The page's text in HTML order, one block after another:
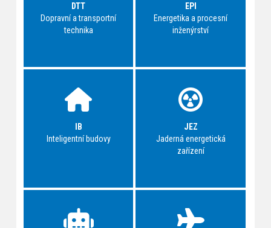
DTT
Dopravní a transportní
technika
EPI
Energetika a procesní
inženýrství
IB
Inteligentní budovy
JEZ
Jaderná energetická
zařízení